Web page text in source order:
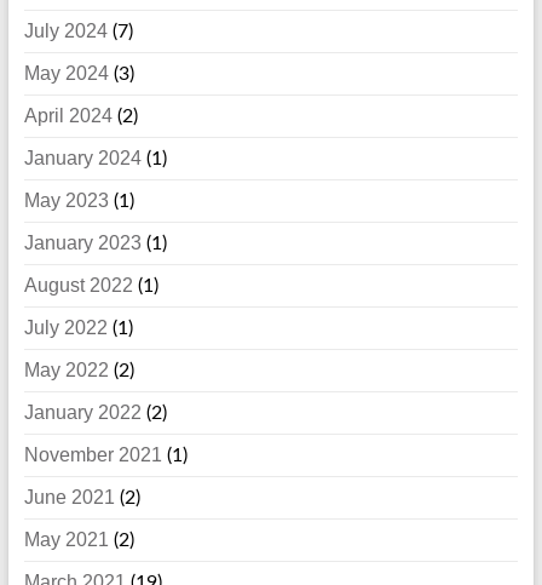
July 2024(7)
May 2024(3)
April 2024(2)
January 2024(1)
May 2023 (1)
January 2023 (1)
August 2022 (1)
July 2022 (1)
May 2022 (2)
January 2022 (2)
November 2021 (1)
June 2021 (2)
May 2021 (2)